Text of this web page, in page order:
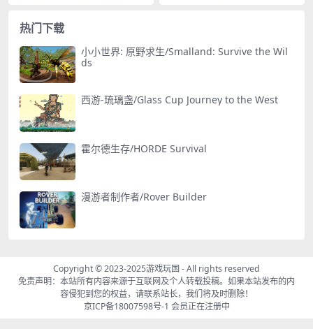
热门下载
小小世界: 原野求生/Smalland: Survive the Wil
ds
西游-琉璃盏/Glass Cup Journey to the West
霍尔德生存/HORDE Survival
漫游者制作者/Rover Builder
Copyright © 2023-2025游戏玩国- All rights reserved
免责声明：本站所有内容来源于互联网及个人转载投稿。如果本站发布的内
容侵犯到您的权益，请联系站长，我们将及时删除！
京ICP备18007598号-1 会员正在注册中